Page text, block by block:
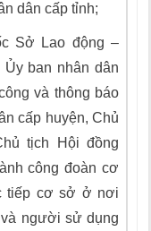
dân cấp tỉnh;
Sở Lao động –
Ủy ban nhân dân
và thông báo
cấp huyện, Chủ
tịch Hội đồng
công đoàn cơ
tiếp cơ sở ở nơi
người sử dụng